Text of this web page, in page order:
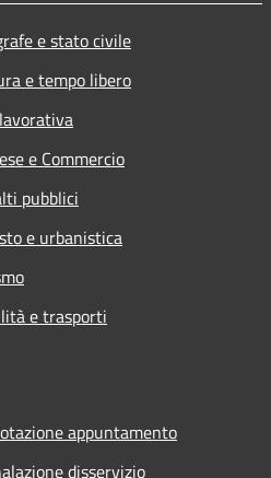
e stato civile
e tempo libero
e Commercio
pubblici
e urbanistica
e trasporti
appuntamento
disservizio